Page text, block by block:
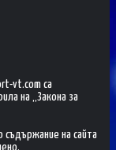
vt.com са
на „Закона за
съдържание на сайта